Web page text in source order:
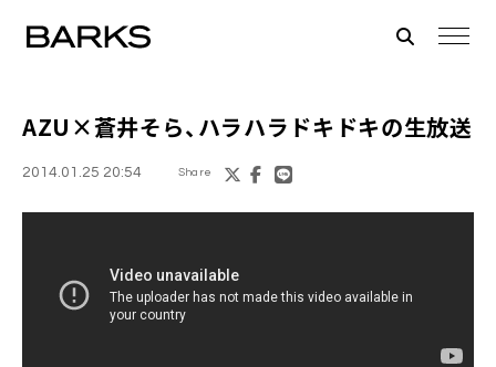
AZU ×蒼井そら、ハラハラドキドキの生放送
2014.01.25 20:54 Share